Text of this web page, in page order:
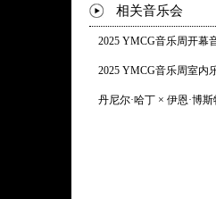
18. 风雨飘摇的早晨
19.幻象 Täuschung
20. 路标 Der Wegweiser
21. 旅店 Das Wirtshaus
23. 幻日 Die
相关音乐会
2025 YMCG音乐周开幕
2025 YMCG音乐周室内
丹尼尔·哈丁 × 伊恩·博